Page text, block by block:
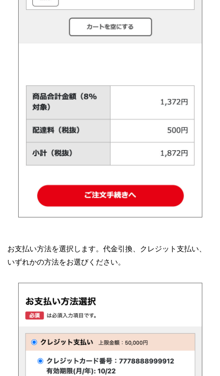
お支払い方法を選択します。代金引換、クレジット支払い、
いずれかの方法をお選びください。